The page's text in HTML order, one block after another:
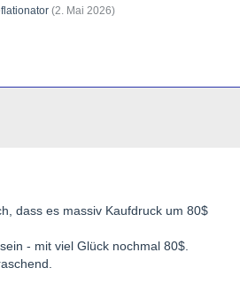
(2. Mai 2026)
dass es massiv Kaufdruck um 80$
- mit viel Glück nochmal 80$.